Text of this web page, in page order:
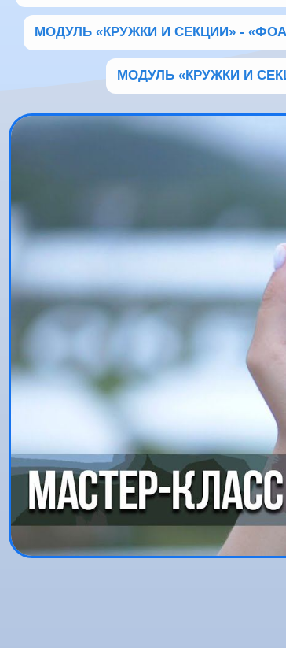
МОДУЛЬ «КРУЖКИ И СЕКЦИИ» -
МОДУЛЬ «КРУЖКИ И